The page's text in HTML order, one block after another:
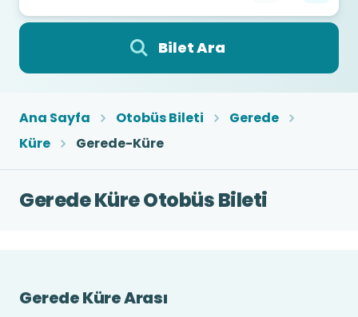
Bilet Ara
Ana Sayfa Otobüs Bileti
Gerede
Küre
Gerede-Küre
Gerede Küre Otobüs Bileti
Gerede Küre Arası